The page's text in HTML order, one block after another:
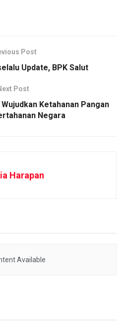
Post
Update, BPK Salut
Post
Ketahanan Pangan
Negara
Harapan
Available